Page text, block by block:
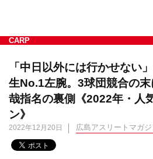
CARP
「中日以外には行かせない
生No.1左腕。3球団競合の
哉指名の裏側《2022年・人
ン》
2022年12月20日 広島アスリートマガ